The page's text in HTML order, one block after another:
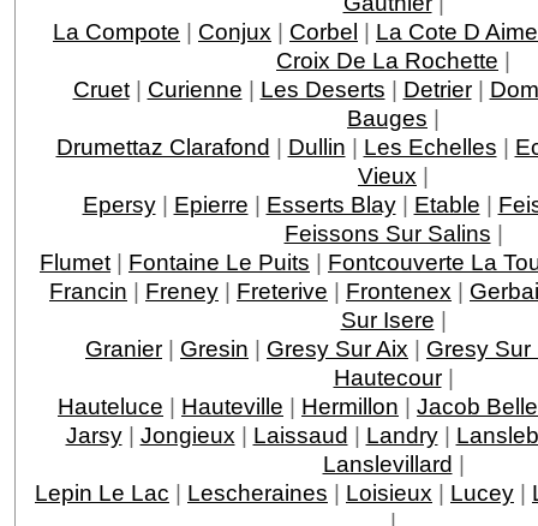
La Compote | Conjux | Corbel | La Cote D Aime
Croix De La Rochette |
Cruet| Curienne | Les Deserts | Detrier|
Bauges |
Drumettaz Clarafond | Dullin | Les Echelles |
Vieux |
Epersy| Epierre | Esserts Blay| Etable |
Feissons Sur Salins |
Flumet | Fontaine Le Puits | Fontcouverte La
Francin | Freney | Freterive | Frontenex |
Sur Isere |
Granier | Gresin | Gresy Sur Aix | Gresy Sur
Hautecour|
Hauteluce | Hauteville | Hermillon | Jacob
Jarsy| Jongieux | Laissaud | Landry|
Lanslevillard |
Lepin Le Lac | Lescheraines | Loisieux | Lucey |
|